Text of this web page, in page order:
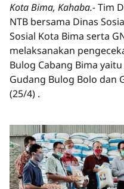
Kota Bima, Kahaba.-Tim
NTB bersama Dinas
Sosial Kota Bima serta
melaksanakan
Bulog Cabang Bima
Gudang Bulog Bolo dan
(25/4) .